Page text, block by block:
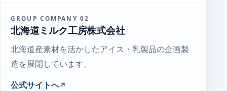
GROUP COMPANY 02
北海道ミルク工房株式会社
北海道産素材を活かしたアイス・乳製品の企画製
造を展開しています。
公式サイトへ